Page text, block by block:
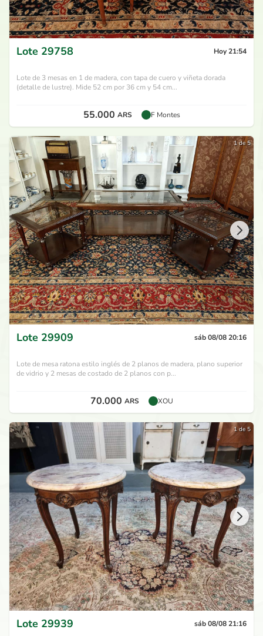
Lote 29758 Hoy 21:54
Lote de 3 mesas en 1 de madera, con tapa de cuero y viñeta dorada
(detalle de lustre). Mide 52 cm por 36 cm y 54 cm...
55.000 ARS F Montes
1 de 5
Lote 29909 sáb 08/08 20:16
Lote de mesa ratona estilo inglés de 2 planos de madera, plano superior
de vidrio y 2 mesas de costado de 2 planos con p...
70.000 ARS XOU
1 de 5
Lote 29939 sáb 08/08 21:16